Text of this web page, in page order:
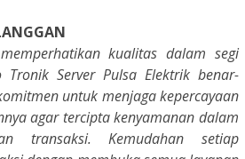
kualitas dalam segi
Tronik Server Pulsa Elektrik benar-
untuk menjaga kepercayaan
agar tercipta kenyamanan dalam
transaksi. Kemudahan setiap